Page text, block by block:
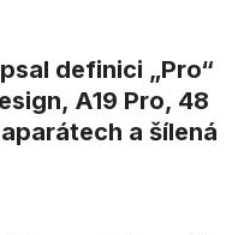
definici „Pro“
A19 Pro, 48
a šílená